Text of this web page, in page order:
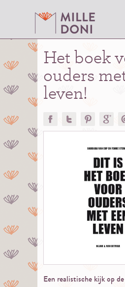
Het boek
ouders
leven!
Een realistische kijk op